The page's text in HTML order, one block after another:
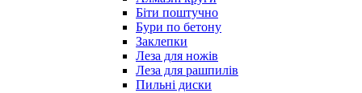
Біти поштучно
Бури по бетону
Заклепки
Леза для ножів
Леза для рашпилів
Пильні диски